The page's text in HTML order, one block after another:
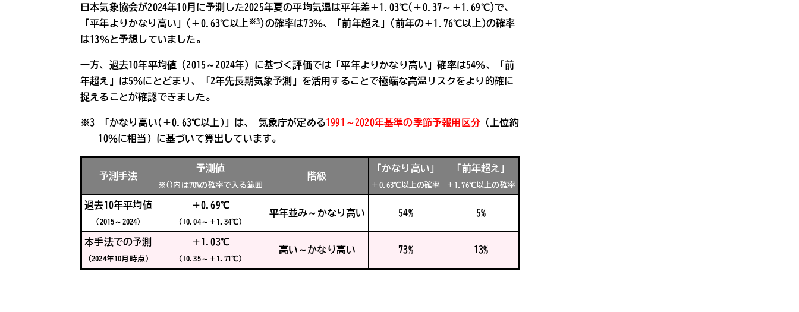
日本気象協会が2024年10月に予測した2025年夏の平均気温は平年差＋1.03℃(＋0.37～＋1.69℃)で、
「平年よりかなり高い」(＋0.63℃以上 ※3)の確率は73％、「前年超え」(前年の＋1.76℃以上)の確率
は13％と予想していました。
一方、過去10年平均値（2015～2024年）に基づく評価では「平年よりかなり高い」確率は54％、「前
年超え」は5％にとどまり、「2年先長期気象予測」を活用することで極端な高温リスクをより的確に
捉えることが確認できました。
※3 「かなり高い(＋0.63℃以上)」は、 気象庁が定める1991～2020年基準の季節予報用区分 （上位約
10％に相当）に基づいて算出しています。
予測手法
予測値
※()内は70%の確率で入る範囲
階級
「かなり高い」
＋0.63℃以上の確率
「前年超え」
＋1.76℃以上の確率
過去10年平均値
(2015～2024)
＋0.69℃
（+0.04～＋1.34℃）
平年並み～かなり高い 54% 5%
本手法での予測
(2024年10月時点)
＋1.03℃
（+0.35～＋1.71℃）
高い～かなり高い 73% 13%